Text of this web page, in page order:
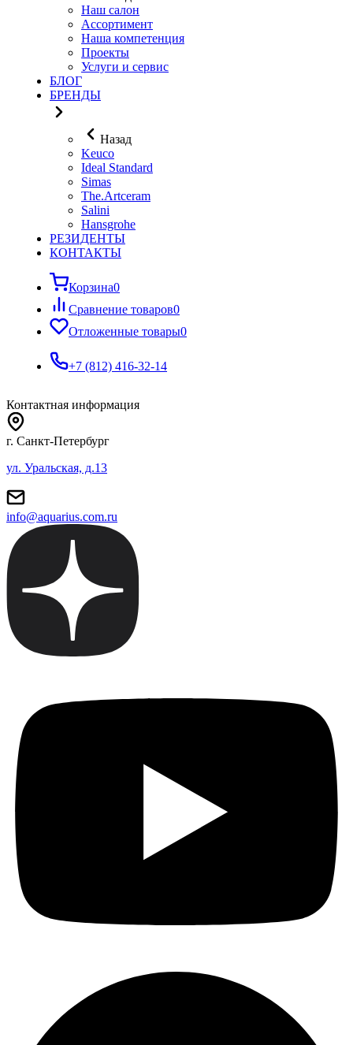
Наш салон
Ассортимент
Наша компетенция
Проекты
Услуги и сервис
БЛОГ
БРЕНДЫ
Назад
Keuco
Ideal Standard
Simas
The.Artceram
Salini
Hansgrohe
РЕЗИДЕНТЫ
КОНТАКТЫ
Корзина0
Сравнение товаров0
Отложенные товары0
+7 (812) 416-32-14
Контактная информация
г. Санкт-Петербург
ул. Уральская, д.13
info@aquarius.com.ru